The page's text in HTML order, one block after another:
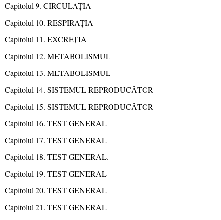
Capitolul 9. CIRCULAȚIA
Capitolul 10. RESPIRAȚIA
Capitolul 11. EXCREȚIA
Capitolul 12. METABOLISMUL
Capitolul 13. METABOLISMUL
Capitolul 14. SISTEMUL REPRODUCĂTOR
Capitolul 15. SISTEMUL REPRODUCĂTOR
Capitolul 16. TEST GENERAL
Capitolul 17. TEST GENERAL
Capitolul 18. TEST GENERAL.
Capitolul 19. TEST GENERAL
Capitolul 20. TEST GENERAL
Capitolul 21. TEST GENERAL